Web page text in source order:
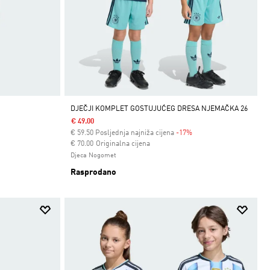
DJEČJI KOMPLET GOSTUJUĆEG DRESA NJEMAČKA 26
€ 49.00
€ 59.50 Posljednja najniža cijena -17%
Originalna cijena
Cijena umanjena od
€ 70.00za
Djeca Nogomet
Rasprodano